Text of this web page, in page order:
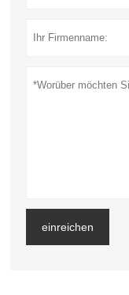
einreichen